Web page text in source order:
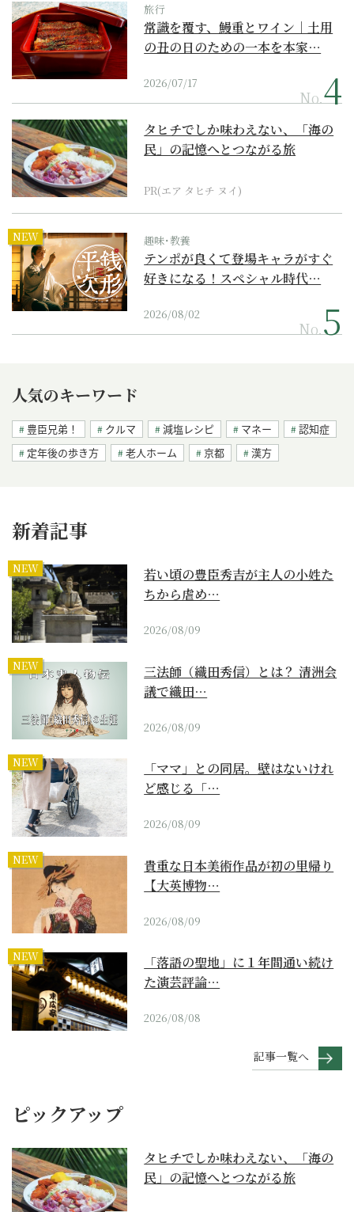
旅行
常識を覆す、鰻重とワイン｜土用
の丑の日のための一本を本家…
2026/07/17
No.
タヒチでしか味わえない、「海の
民」の記憶へとつながる旅
PR(エア タヒチ ヌイ)
NEW 趣味･教養
テンポが良くて登場キャラがすぐ
好きになる！スペシャル時代…
2026/08/02
No.
人気のキーワード
豊臣兄弟！ クルマ 減塩レシピ マネー
認知症
定年後の歩き方
老人ホーム 京都 漢方
新着記事
NEW
若い頃の豊臣秀吉が主人の小姓た
ちから虐め…
2026/08/09
NEW
三法師（織田秀信）とは？ 清洲会
議で織田…
2026/08/09
NEW
「ママ」との同居。壁はないけれ
ど感じる「…
2026/08/09
NEW
貴重な日本美術作品が初の里帰り
【大英博物…
2026/08/09
NEW
「落語の聖地」に１年間通い続け
た演芸評論…
2026/08/08
記事一覧へ
ピックアップ
タヒチでしか味わえない、「海の
民」の記憶へとつながる旅